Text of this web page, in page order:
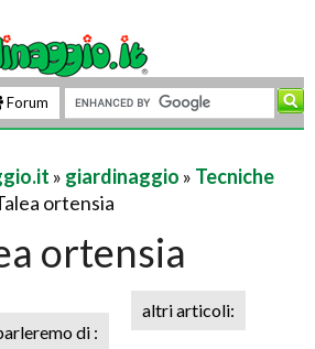
Forum
» giardinaggio » Tecniche
ortensia
ortensia
di :
altri articoli: